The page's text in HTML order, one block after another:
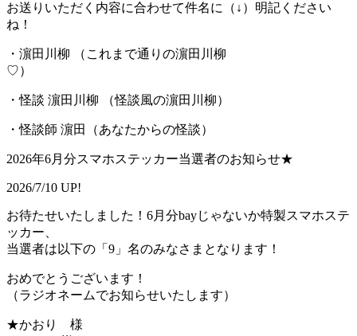
お送りいただく内容に合わせて件名に（↓）明記ください
ね！
・濵田川柳 （これまで通りの濵田川柳
♡
・怪談 濵田川柳 （怪談風の濵田川柳）
・怪談師 濵田（あなたからの怪談）
2026年6月分スマホステッカー当選者のお知らせ★
2026/7/10 UP!
お待たせいたしました！6月分bayじゃないか特製スマホステ
ッカー、
当選者は以下の「9」名のみなさまとなります！
おめでとうございます！
（ラジオネームでお知らせいたします）
★かおり 様